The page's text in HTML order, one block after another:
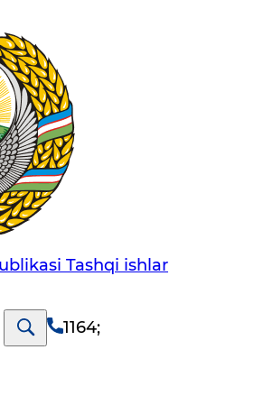
Tashqi ishlаr
1164;